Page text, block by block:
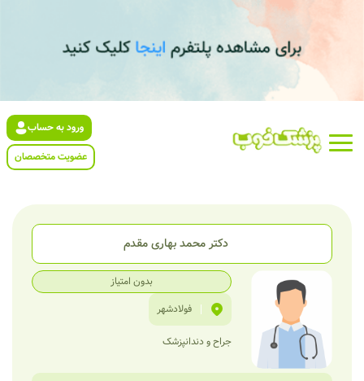
ورود به حساب
عضویت متخصصان
دکتر محمد بهاری مقدم
بدون امتیاز
| فولادشهر
جراح و دندانپزشک